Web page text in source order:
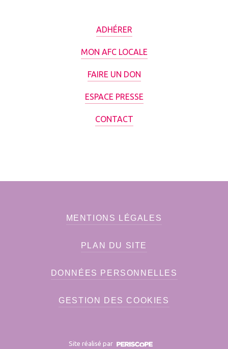
ADHÉRER
MON AFC LOCALE
FAIRE UN DON
ESPACE PRESSE
CONTACT
MENTIONS LÉGALES
PLAN DU SITE
DONNÉES PERSONNELLES
GESTION DES COOKIES
Site réalisé par